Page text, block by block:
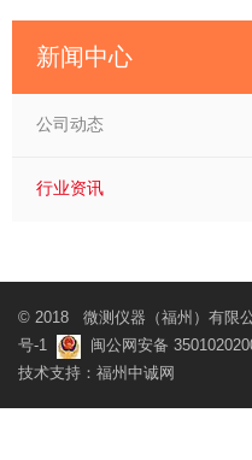
新闻中心
公司动态
行业资讯
© 2018 微测仪器（福州）有限
号-1
闽公网安备
技术支持： 福州中诚网